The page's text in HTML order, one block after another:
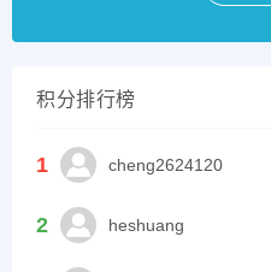
积分排行榜
1 cheng2624120
2 heshuang